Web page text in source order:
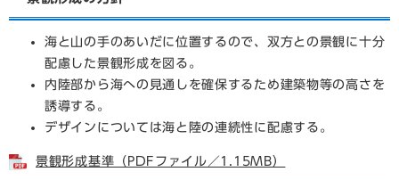
海と山の手のあいだに位置するので、双方との景観に十分
配慮した景観形成を図る。
内陸部から海への見通しを確保するため建築物等の高さを
誘導する。
デザインについては海と陸の連続性に配慮する。
景観形成基準（PDFファイル／1.15MB）